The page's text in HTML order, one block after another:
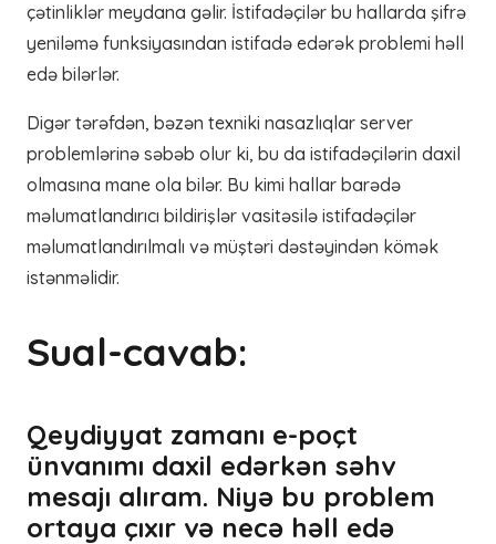
çətinliklər meydana gəlir. İstifadəçilər bu hallarda şifrə
yeniləmə funksiyasından istifadə edərək problemi həll
edə bilərlər.
Digər tərəfdən, bəzən texniki nasazlıqlar server
problemlərinə səbəb olur ki, bu da istifadəçilərin daxil
olmasına mane ola bilər. Bu kimi hallar barədə
məlumatlandırıcı bildirişlər vasitəsilə istifadəçilər
məlumatlandırılmalı və müştəri dəstəyindən kömək
istənməlidir.
Sual-cavab:
Qeydiyyat zamanı e-poçt
ünvanımı daxil edərkən səhv
mesajı alıram. Niyə bu problem
ortaya çıxır və necə həll edə